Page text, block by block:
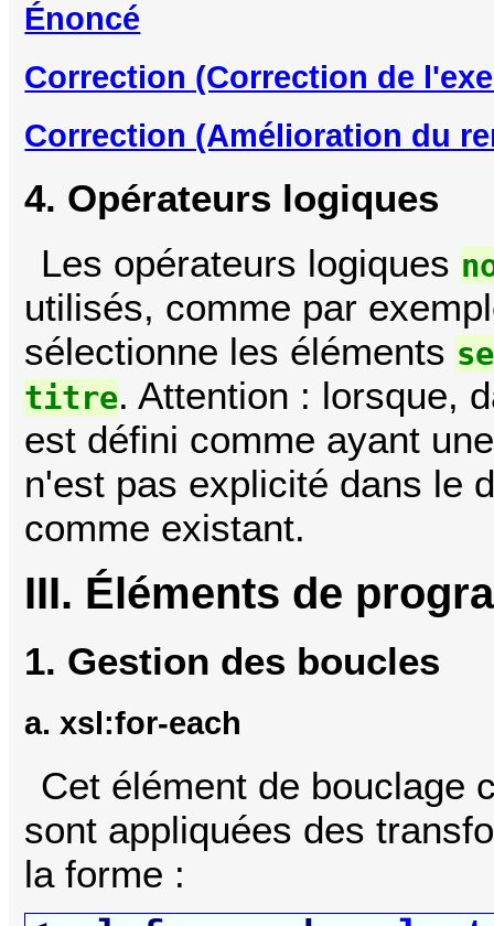
Énoncé
Correction (Correction de
Correction (Amélioration du
4. Opérateurs logiques
Les opérateurs logiques
utilisés, comme par
sélectionne les éléments
titre. Attention : lorsque,
est défini comme ayant
n'est pas explicité dans le
comme existant.
III. Éléments de
1. Gestion des boucles
a. xsl:for-each
Cet élément de bouclage
sont appliquées des
la forme :